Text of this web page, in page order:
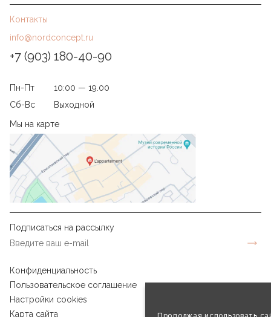
Контакты
info@nordconcept.ru
+7 (903) 180-40-90
Пн-Пт
10:00 — 19.00
Сб-Вс
Выходной
Мы на карте
Подписаться на рассылку
Конфиденциальность
Пользовательское соглашение
Настройки cookies
Карта сайта